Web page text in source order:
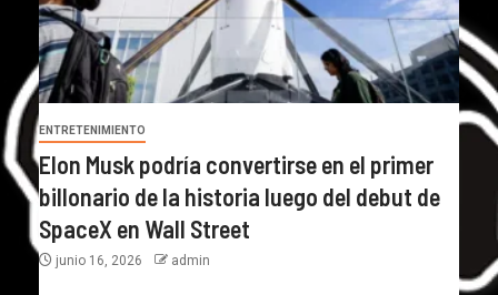
ENTRETENIMIENTO
Elon Musk podría convertirse en el primer
billonario de la historia luego del debut de
SpaceX en Wall Street
junio 16, 2026 admin